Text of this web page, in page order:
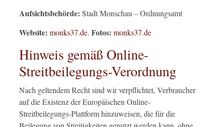
Aufsichtsbehörde: Stadt Monschau – Ordnungsamt
Website: monks37.de. Fotos: monks37.de
Hinweis gemäß Online-
Streitbeilegungs-Verordnung
Nach geltendem Recht sind wir verpflichtet, Verbraucher
auf die Existenz der Europäischen Online-
Streitbeilegungs-Plattform hinzuweisen, die für die